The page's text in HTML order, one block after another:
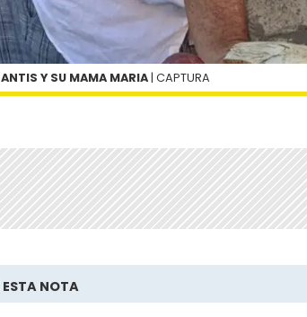
Y SU MAMA MARIA | CAPTURA
NOTA